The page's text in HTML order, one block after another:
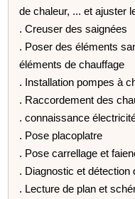
de chaleur, ... et ajuster
. Creuser des saignées
. Poser des éléments
éléments de chauffage
. Installation pompes à
. Raccordement des
. connaissance
. Pose placoplatre
. Pose carrellage et
. Diagnostic et détection
. Lecture de plan et